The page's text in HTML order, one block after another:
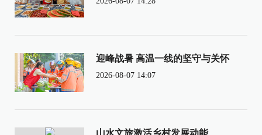
迎峰战暑 高温一线的坚守与关怀
2026-08-07 14:07
山水文旅激活乡村发展动能